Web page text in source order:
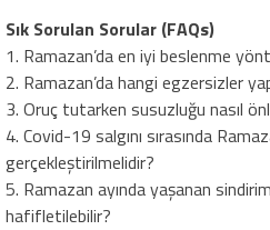
Sık Sorulan Sorular (FAQs)
1. Ramazan’da en iyi beslenme
2. Ramazan’da hangi egzersizler
3. Oruç tutarken susuzluğu nasıl
4. Covid-19 salgını sırasında
gerçekleştirilmelidir?
5. Ramazan ayında yaşanan
hafifletilebilir?